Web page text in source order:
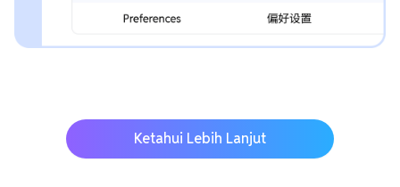
Ketahui Lebih Lanjut